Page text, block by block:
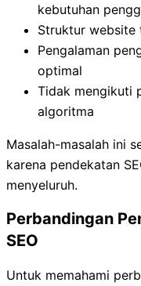
kebutuhan
Struktur
Pengalaman
optimal
Tidak mengikuti
algoritma
Masalah-masalah ini
karena pendekatan
menyeluruh.
Perbandingan
SEO
Untuk memahami